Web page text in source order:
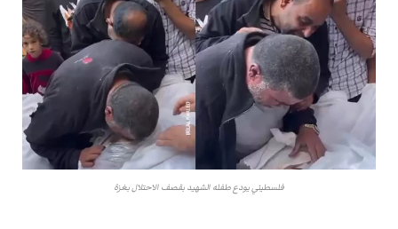
فلسطيني يودع طفله الشهيد بقصف الاحتلال بغزة